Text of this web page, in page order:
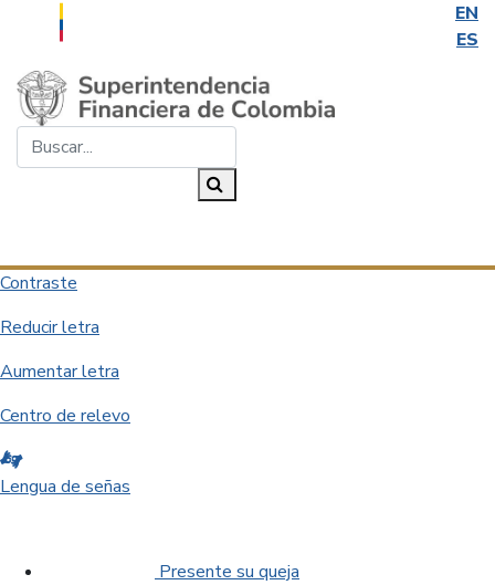
EN
ES
Saltar al contenido principal
Contraste
Reducir letra
Aumentar letra
Centro de relevo
Lengua de señas
Presente su queja